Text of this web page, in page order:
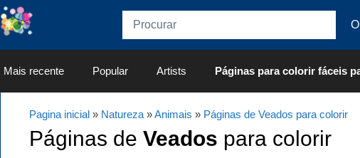
Mais recente Popular Artists Páginas para colorir fáceis
Pagina inicial» Natureza»Animais » Páginas de Veados para colorir
Páginas de Veados para colorir